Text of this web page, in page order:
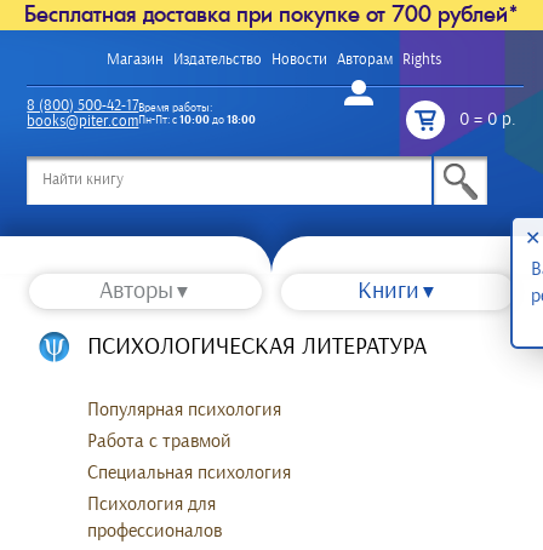
Бесплатная доставка при покупке от 700 рублей*
Магазин Издательство Новости Авторам Rights
Войти
0=0 р.
8 (800) 500-42-17
books@piter.com
Время работы:
Пн-Пт: с10:00до18:00
Авторы
Книги
ПСИХОЛОГИЧЕСКАЯ ЛИТЕРАТУРА
Популярная психология
Работа с травмой
Специальная психология
Психология для
профессионалов
✕